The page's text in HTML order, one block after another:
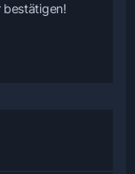
bestätigen!